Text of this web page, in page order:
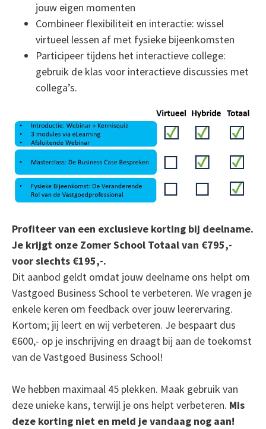
jouw eigen momenten
Combineer flexibiliteit en interactie: wissel
virtueel lessen af met fysieke bijeenkomsten
Participeer tijdens het interactieve college:
gebruik de klas voor interactieve discussies met
collega’s.
Profiteer van een exclusieve korting bij deelname.
Je krijgt onze Zomer School Totaal van €795,-
voor slechts €195,-.
Dit aanbod geldt omdat jouw deelname ons helpt om
Vastgoed Business School te verbeteren. We vragen je
enkele keren om feedback over jouw leerervaring.
Kortom; jij leert en wij verbeteren. Je bespaart dus
€600,- op je inschrijving en draagt bij aan de toekomst
van de Vastgoed Business School!
We hebben maximaal 45 plekken. Maak gebruik van
deze unieke kans, terwijl je ons helpt verbeteren. Mis
deze korting niet en meld je vandaag nog aan!